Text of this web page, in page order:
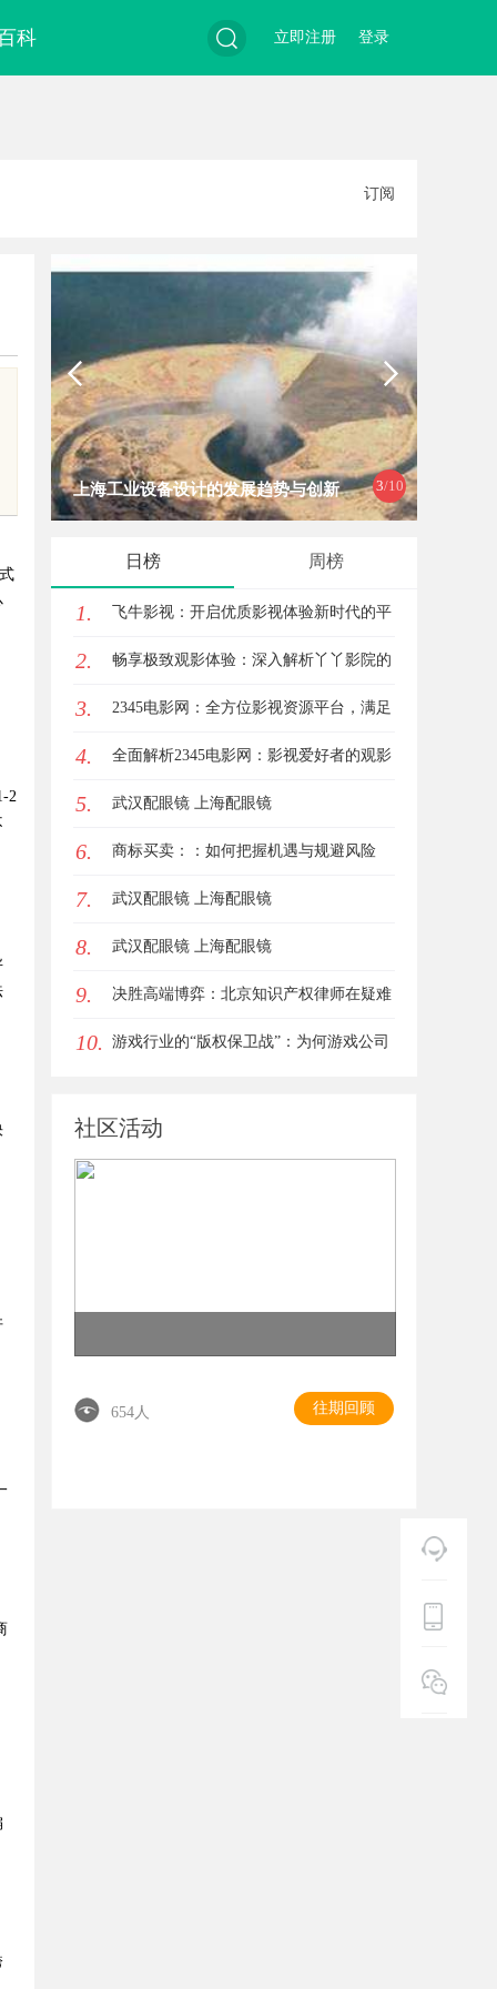
科 登录
立即注册
订阅
2
4/10
武汉配眼镜 上海配眼镜
日榜 周榜
1. 飞牛影视：开启优质影视体验新时代的平
台解析
2. 畅享极致观影体验：深入解析丫丫影院的
魅力与优势
3. 2345电影网：全方位影视资源平台，满足
观影新体验
4. 全面解析2345电影网：影视爱好者的观影
首选平台详解
5. 武汉配眼镜 上海配眼镜
6. 商标买卖：：如何把握机遇与规避风险
7. 武汉配眼镜 上海配眼镜
8. 武汉配眼镜 上海配眼镜
9. 决胜高端博弈：北京知识产权律师在疑难
复杂案件中的破局之道
10. 游戏行业的“版权保卫战”：为何游戏公司
社区活动
654人 往期回顾